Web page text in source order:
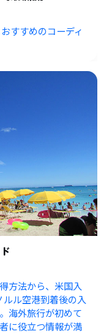
すすめのコーディ
方法から、米国入
ル空港到着後の入
海外旅行が初めて
に役立つ情報が満